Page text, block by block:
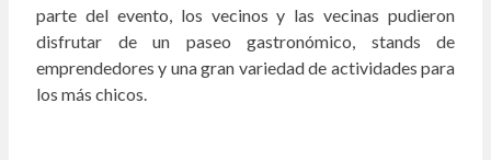
parte del evento, los vecinos y las vecinas pudieron
disfrutar de un paseo gastronómico, stands de
emprendedores y una gran variedad de actividades para
los más chicos.